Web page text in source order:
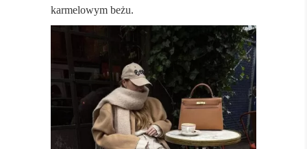
karmelowym beżu.